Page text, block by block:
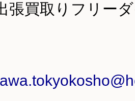
張買取りフリー